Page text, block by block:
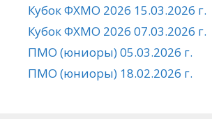
Кубок ФХМО 2026 15.03.2026 г.
Кубок ФХМО 2026 07.03.2026 г.
ПМО (юниоры) 05.03.2026 г.
ПМО (юниоры) 18.02.2026 г.